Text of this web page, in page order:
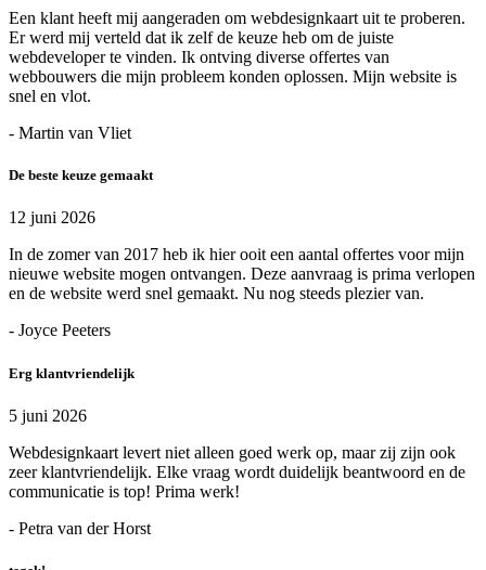
Een klant heeft mij aangeraden om webdesignkaart uit te proberen.
Er werd mij verteld dat ik zelf de keuze heb om de juiste
webdeveloper te vinden. Ik ontving diverse offertes van
webbouwers die mijn probleem konden oplossen. Mijn website is
snel en vlot.
- Martin van Vliet
De beste keuze gemaakt
12 juni 2026
In de zomer van 2017 heb ik hier ooit een aantal offertes voor mijn
nieuwe website mogen ontvangen. Deze aanvraag is prima verlopen
en de website werd snel gemaakt. Nu nog steeds plezier van.
- Joyce Peeters
Erg klantvriendelijk
5 juni 2026
Webdesignkaart levert niet alleen goed werk op, maar zij zijn ook
zeer klantvriendelijk. Elke vraag wordt duidelijk beantwoord en de
communicatie is top! Prima werk!
- Petra van der Horst